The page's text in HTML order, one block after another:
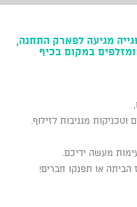
מגיעה לפארק התחנה,
במקום בכיף
מגניבות לזילוף.
מעשה ידיכם.
או תפנקו חברים!